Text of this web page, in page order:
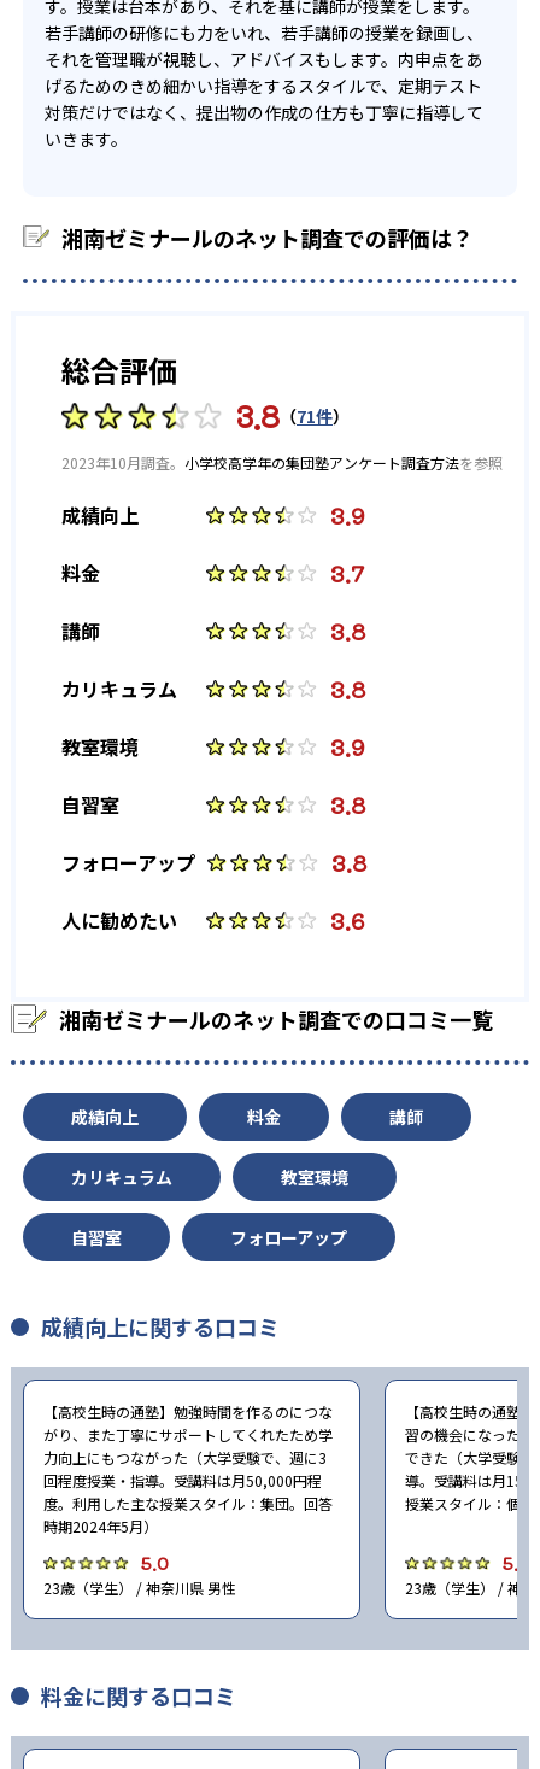
す。授業は台本があり、それを基に講師が授業をします。
若手講師の研修にも力をいれ、若手講師の授業を録画し、
それを管理職が視聴し、アドバイスもします。内申点をあ
げるためのきめ細かい指導をするスタイルで、定期テスト
対策だけではなく、提出物の作成の仕方も丁寧に指導して
いきます。
湘南ゼミナールのネット調査での評価は？
総合評価
3.8 （71件）
2023年10月調査。 小学校高学年の集団塾アンケート調査方法を参照
成績向上 3.9
料金 3.7
講師 3.8
カリキュラム 3.8
教室環境 3.9
自習室 3.8
フォローアップ 3.8
人に勧めたい 3.6
湘南ゼミナールのネット調査での口コミ一覧
成績向上 料金 講師
カリキュラム 教室環境
自習室 フォローアップ
成績向上に関する口コミ
【高校生時の通塾】勉強時間を作るのにつな
がり、また丁寧にサポートしてくれたため学
力向上にもつながった（大学受験で、週に3
回程度授業・指導。受講料は月50,000円程
度。利用した主な授業スタイル：集団。回答
時期2024年5月）
5.0
23歳（学生） / 神奈川県 男性
【高校生時の通塾
習の機会になった
できた（大学受験
導。受講料は月
授業スタイル：個
5.0
23歳（学生） / 神奈
料金に関する口コミ